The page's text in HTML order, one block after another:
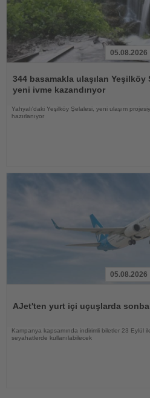
Oku
05.08.2026
344 basamakla ulaşılan
yeni ivme kazandırıyor
Yahyalı'daki Yeşilköy Şelalesi, yeni ulaşım
hazırlanıyor
05.08.2026
AJet'ten yurt içi uçuşlarda
Kampanya kapsamında indirimli biletler 23 Eylül
seyahatlerde kullanılabilecek